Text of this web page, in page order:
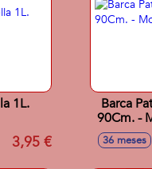
1L.
3,95 €
Barca
90Cm. -
36 meses